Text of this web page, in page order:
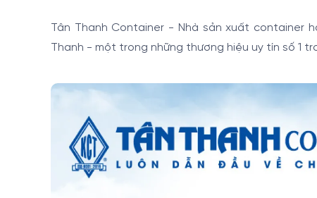
Tân Thanh Container - Nhà sản xuất container
Thanh - một trong những thương hiệu uy tín số 1